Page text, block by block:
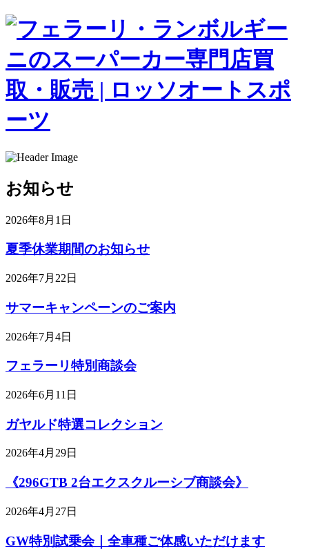
お知らせ
2026年8月1日
夏季休業期間のお知らせ
2026年7月22日
サマーキャンペーンのご案内
2026年7月4日
フェラーリ特別商談会
2026年6月11日
ガヤルド特選コレクション
2026年4月29日
《296GTB 2台エクスクルーシブ商談会》
2026年4月27日
GW特別試乗会｜全車種ご体感いただけます